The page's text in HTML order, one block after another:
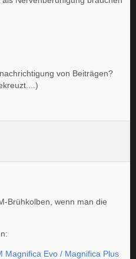
von Beiträgen?
Brühkolben, wenn man die
Magnifica Evo / Magnifica Plus